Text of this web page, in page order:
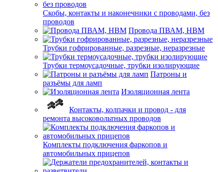
Скобы, контакты и наконечники с проводами, без
проводов
Провода ПВАМ, НВМ
Трубки гофрированные, разрезные, неразрезные
Трубки термоусадочные, трубки изолирующие
Патроны и
разъёмы для ламп
Изоляционная лента
Контакты, колпачки и провод - для
ремонта высоковольтных проводов
Комплекты подключения фаркопов и
автомобильных прицепов